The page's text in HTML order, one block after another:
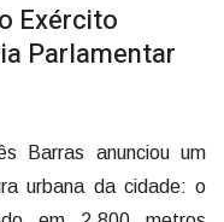
Exército
Parlamentar
Barras anunciou um
urbana da cidade: o